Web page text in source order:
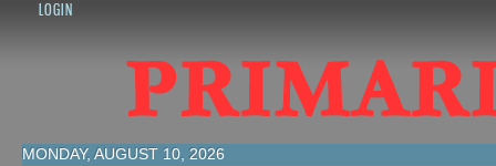
LOGIN
MONDAY, AUGUST 10, 2026